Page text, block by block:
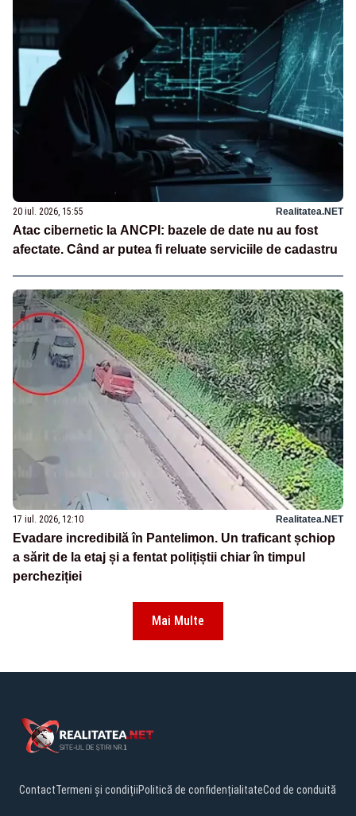
20 iul. 2026, 15:55 Realitatea.NET
Atac cibernetic la ANCPI: bazele de date nu au fost
afectate. Când ar putea fi reluate serviciile de cadastru
17 iul. 2026, 12:10 Realitatea.NET
Evadare incredibilă în Pantelimon. Un traficant șchiop
a sărit de la etaj și a fentat polițiștii chiar în timpul
percheziției
Mai Multe
ContactTermeni și condițiiPolitică de confidențialitateCod de conduită